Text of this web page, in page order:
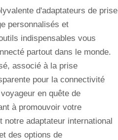
d'adaptateurs de prise
personnalisés et
indispensables vous
partout dans le monde.
associé à la prise
pour la connectivité
en quête de
à promouvoir votre
adaptateur international
des options de